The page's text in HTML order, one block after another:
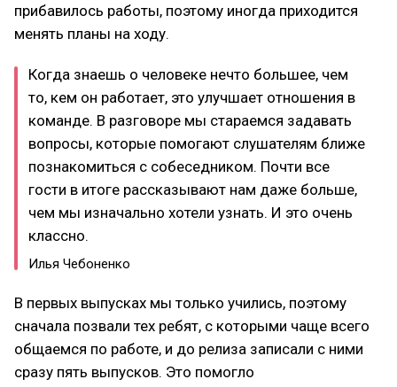
прибавилось работы, поэтому иногда приходится
менять планы на ходу.
Когда знаешь о человеке нечто большее, чем
то, кем он работает, это улучшает отношения в
команде. В разговоре мы стараемся задавать
вопросы, которые помогают слушателям ближе
познакомиться с собеседником. Почти все
гости в итоге рассказывают нам даже больше,
чем мы изначально хотели узнать. И это очень
классно.
Илья Чебоненко
В первых выпусках мы только учились, поэтому
сначала позвали тех ребят, с которыми чаще всего
общаемся по работе, и до релиза записали с ними
сразу пять выпусков. Это помогло